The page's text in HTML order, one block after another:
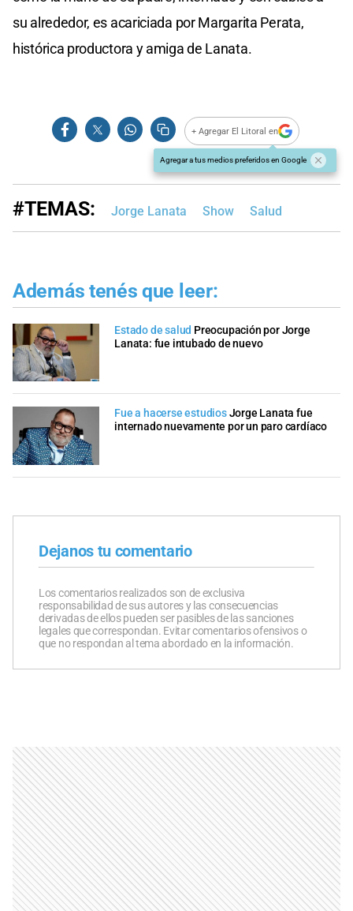
su alrededor, es acariciada por Margarita Perata,
histórica productora y amiga de Lanata.
+ Agregar El Litoral en
Agregar a tus medios preferidos en Google
#TEMAS: Jorge Lanata Show Salud
Además tenés que leer:
Estado de salud Preocupación por Jorge
Lanata: fue intubado de nuevo
Fue a hacerse estudiosJorge Lanata fue
internado nuevamente por un paro cardíaco
Dejanos tu comentario
Los comentarios realizados son de exclusiva
responsabilidad de sus autores y las consecuencias
derivadas de ellos pueden ser pasibles de las sanciones
legales que correspondan. Evitar comentarios ofensivos o
que no respondan al tema abordado en la información.